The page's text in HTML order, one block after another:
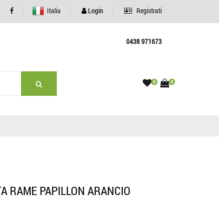
Italia Login Registrati
0438 971673
0 0
RAME PAPILLON ARANCIO